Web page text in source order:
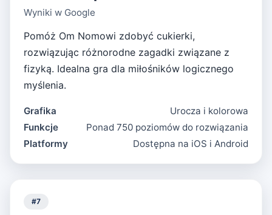
Wyniki w Google
Pomóż Om Nomowi zdobyć cukierki,
rozwiązując różnorodne zagadki związane z
fizyką. Idealna gra dla miłośników logicznego
myślenia.
Grafika
Urocza i kolorowa
Funkcje
Ponad 750 poziomów do rozwiązania
Platformy
Dostępna na iOS i Android
#7